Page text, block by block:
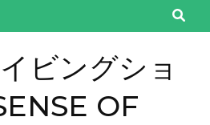
ビングショ
OF